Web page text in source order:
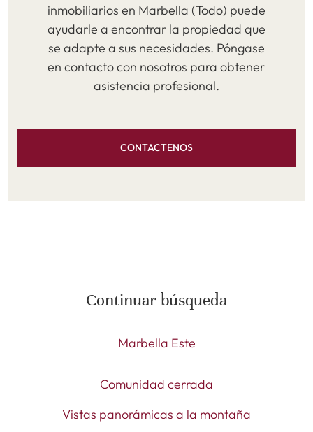
inmobiliarios en Marbella (Todo) puede
ayudarle a encontrar la propiedad que
se adapte a sus necesidades. Póngase
en contacto con nosotros para obtener
asistencia profesional.
CONTACTENOS
Continuar búsqueda
Marbella Este
Comunidad cerrada
Vistas panorámicas a la montaña